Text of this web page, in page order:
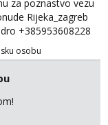
za poznastvo vezu
Rijeka_zagreb
+385953608228
osobu